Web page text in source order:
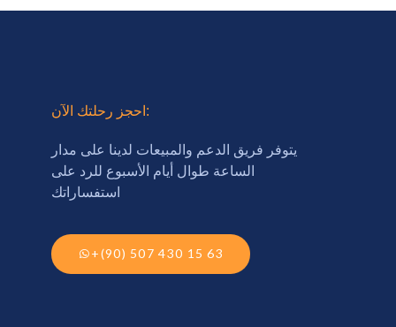
احجز رحلتك الآن:
يتوفر فريق الدعم والمبيعات لدينا على مدار
الساعة طوال أيام الأسبوع للرد على
استفساراتك
+(90) 507 430 15 63